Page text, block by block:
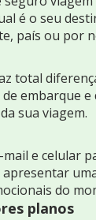
é o seu
país ou por
total
embarque e
sua viagem.
e celular
do
planos